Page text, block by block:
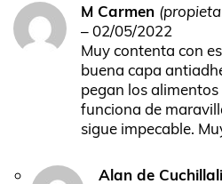
M Carmen
–02/05/2022
Muy contenta con
buena capa
pegan los
funciona de
sigue impecable.
Alan de